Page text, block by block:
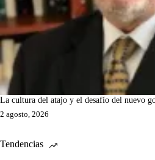
La cultura del atajo y el desafío del nuevo
2 agosto, 2026
Tendencias